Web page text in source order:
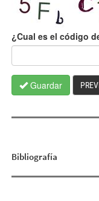
¿Cual es el código
Guardar
Bibliografía